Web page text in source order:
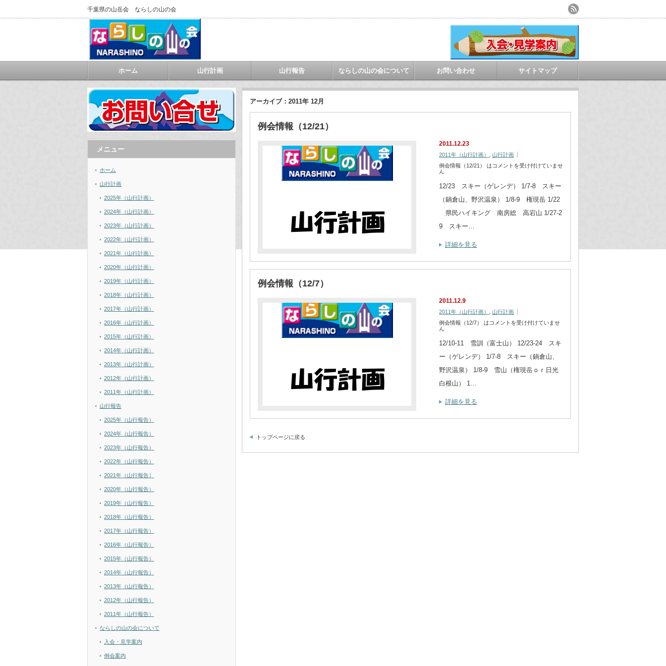
千葉県の山岳会 ならしの山の会
ホーム 山行計画 山行報告 ならしの山の会について お問い合わせ サイトマップ
アーカイブ：2011年 12月
例会情報（12/21）
2011.12.23
2011年（山行計画）
山行計画
例会情報（12/21） は コメントを受け付けていませ
ん
12/23 スキー（ゲレンデ） 1/7-8 スキー
（鍋倉山、野沢温泉） 1/8-9 権現岳 1/22
県民ハイキング 南房総 高宕山 1/27-2
9 スキー…
詳細を見る
例会情報（12/7）
2011.12.9
2011年（山行計画）
山行計画
例会情報（12/7） は コメントを受け付けていませ
ん
12/10-11 雪訓（富士山） 12/23-24 スキ
ー（ゲレンデ） 1/7-8 スキー（鍋倉山、
野沢温泉） 1/8-9 雪山（権現岳ｏｒ日光
白根山） 1…
詳細を見る
トップページに戻る
メニュー
ホーム
山行計画
2025年（山行計画）
2024年（山行計画）
2023年（山行計画）
2022年（山行計画）
2021年（山行計画）
2020年（山行計画）
2019年（山行計画）
2018年（山行計画）
2017年（山行計画）
2016年（山行計画）
2015年（山行計画）
2014年（山行計画）
2013年（山行計画）
2012年（山行計画）
2011年（山行計画）
山行報告
2025年（山行報告）
2024年（山行報告）
2023年（山行報告）
2022年（山行報告）
2021年（山行報告）
2020年（山行報告）
2019年（山行報告）
2018年（山行報告）
2017年（山行報告）
2016年（山行報告）
2015年（山行報告）
2014年（山行報告）
2013年（山行報告）
2012年（山行報告）
2011年（山行報告）
ならしの山の会について
入会・見学案内
例会案内